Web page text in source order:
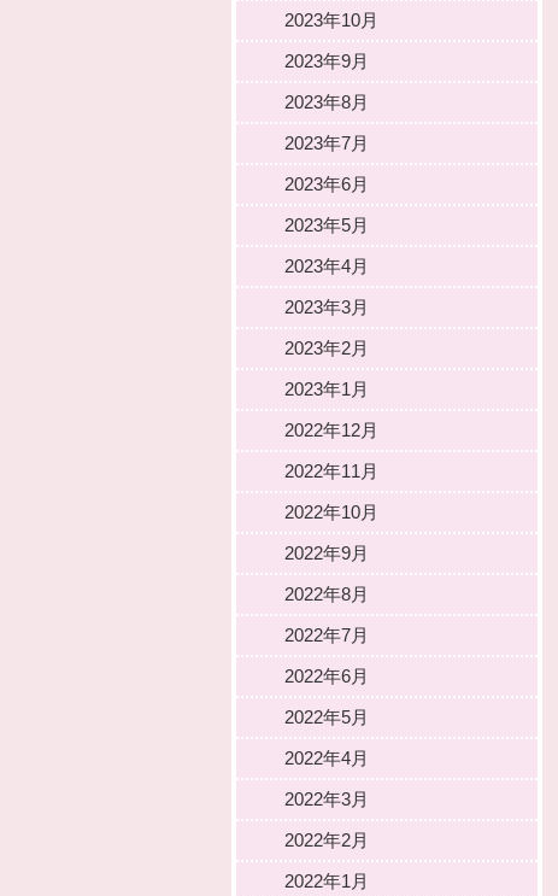
2023年10月
2023年9月
2023年8月
2023年7月
2023年6月
2023年5月
2023年4月
2023年3月
2023年2月
2023年1月
2022年12月
2022年11月
2022年10月
2022年9月
2022年8月
2022年7月
2022年6月
2022年5月
2022年4月
2022年3月
2022年2月
2022年1月